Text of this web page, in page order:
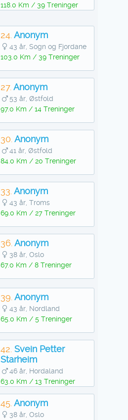
118.0 Km / 39 Treninger
24. Anonym
43 år, Sogn og Fjordane
103.0 Km / 39 Treninger
27. Anonym
53 år, Østfold
97.0 Km / 14 Treninger
30. Anonym
41 år, Østfold
84.0 Km / 20 Treninger
33. Anonym
43 år, Troms
69.0 Km / 27 Treninger
36. Anonym
38 år, Oslo
67.0 Km / 8 Treninger
39. Anonym
43 år, Nordland
65.0 Km / 5 Treninger
42. Svein Petter
Starheim
46 år, Hordaland
63.0 Km / 13 Treninger
45. Anonym
38 år, Oslo